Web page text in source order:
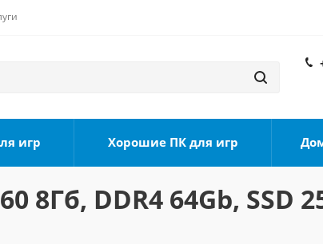
игр Хорошие ПК для игр
8Гб, DDR4 64Gb, SSD